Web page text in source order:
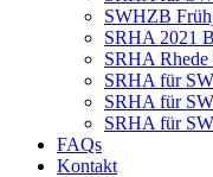
SWHZB
SRHA 2021
SRHA Rhede
SRHA für
SRHA für
SRHA für
FAQs
Kontakt